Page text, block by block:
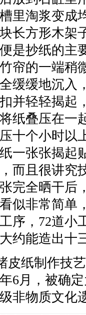
里淘浆变成
长方形木架
是抄纸的
帘的一端稍
缓缓地沉入
并轻轻揭起
纸叠压在一
十个小时以
一张张揭起
而且很讲究
完全晒干后
似非常简单
序，72道小
约能造出十
皮纸制作技
6月，被确
非物质文化